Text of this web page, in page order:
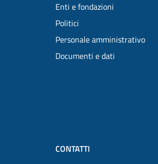
Enti e fondazioni
Politici
Personale amministrativo
Documenti e dati
CONTATTI